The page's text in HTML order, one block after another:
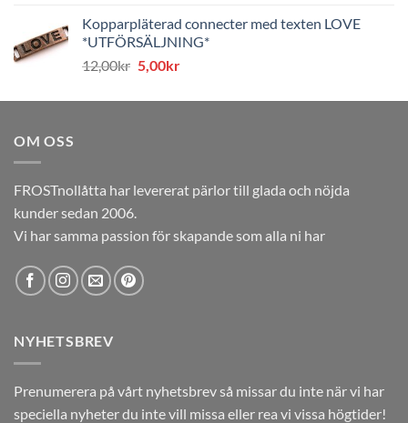
priset
var:
12,00kr.
priset
är:
5,00kr.
Kopparpläterad connecter med texten LOVE
*UTFÖRSÄLJNING*
12,00kr Det
priset
5,00krDet
priset
OM OSS
FROSTnollåtta har levererat pärlor till glada och nöjda
kunder sedan 2006.
Vi har samma passion för skapande som alla ni har
NYHETSBREV
Prenumerera på vårt nyhetsbrev så missar du inte när vi har
speciella nyheter du inte vill missa eller rea vi vissa högtider!